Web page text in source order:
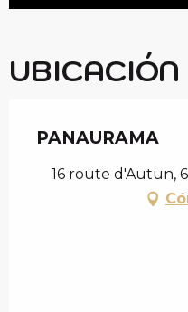
UBICACIÓN
PANAURAMA
16 route d'Autun,